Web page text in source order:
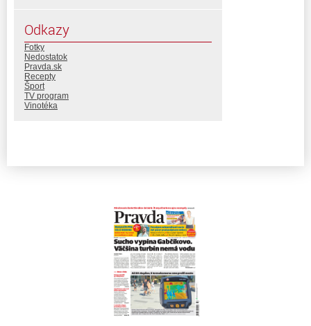
Odkazy
Fotky
Nedostatok
Pravda.sk
Recepty
Šport
TV program
Vinotéka